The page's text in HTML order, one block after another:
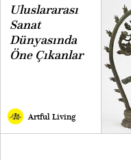
Uluslararası
Sanat
Dünyasında
Öne Çıkanlar
Artful Living